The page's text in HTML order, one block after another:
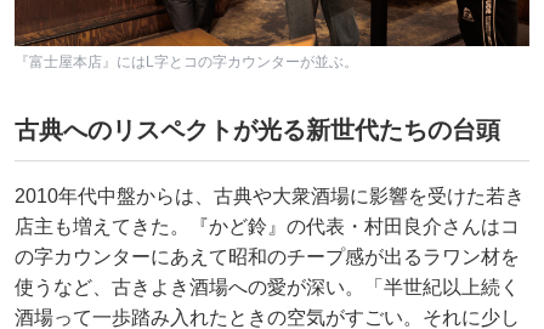
『富士屋本店』にはL字とコの字カウンターが並ぶ。
古典へのリスペクトが光る新世代たちの台頭
2010年代中盤からは、古典や大衆酒場に影響を受けた若き
店主も増えてきた。『かど鈴』の代表・村田良介さんはコ
の字カウンターにあえて昭和のチープ感が出るラワン材を
使うなど、古きよき酒場への愛が深い。「半世紀以上続く
酒場って一歩踏み入れたときの空気がすごい。それに少し